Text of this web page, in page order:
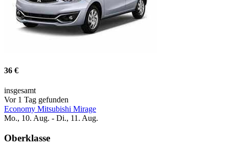
36 €
insgesamt
Vor 1 Tag gefunden
Economy Mitsubishi Mirage
Mo., 10. Aug. - Di., 11. Aug.
Oberklasse